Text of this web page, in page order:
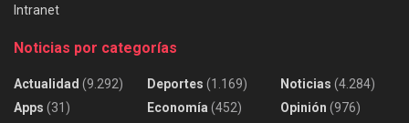
Intranet
Noticias por categorías
Actualidad (9.292)
Apps (31)
Deportes (1.169)
Economía (452)
Noticias (4.284)
Opinión (976)